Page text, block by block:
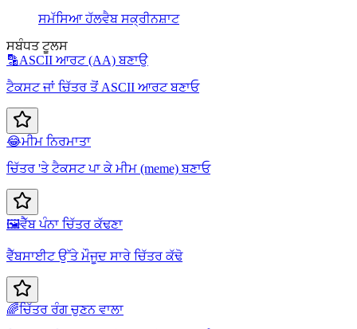
ਸਮੱਸਿਆ ਹੱਲਵੈਬ ਸਕ੍ਰੀਨਸ਼ਾਟ
ਸਬੰਧਤ ਟੂਲਸ
🔡ASCII ਆਰਟ (AA) ਬਣਾਉ
ਟੈਕਸਟ ਜਾਂ ਚਿੱਤਰ ਤੋਂ ASCII ਆਰਟ ਬਣਾਓ
😂ਮੀਮ ਨਿਰਮਾਤਾ
ਚਿੱਤਰ 'ਤੇ ਟੈਕਸਟ ਪਾ ਕੇ ਮੀਮ (meme) ਬਣਾਓ
🖼️ਵੈੱਬ ਪੰਨਾ ਚਿੱਤਰ ਕੱਢਣਾ
ਵੈੱਬਸਾਈਟ ਉੱਤੇ ਮੌਜੂਦ ਸਾਰੇ ਚਿੱਤਰ ਕੱਢੋ
🌈ਚਿੱਤਰ ਰੰਗ ਚੁਣਨ ਵਾਲਾ